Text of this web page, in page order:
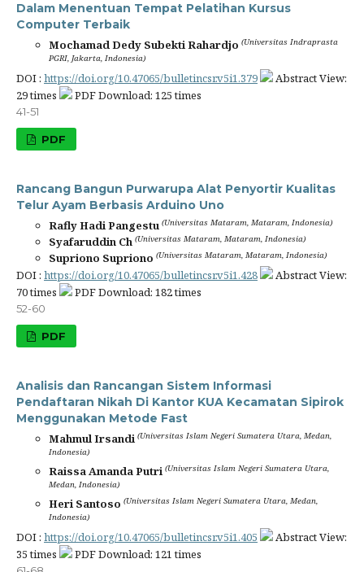
Dalam Menentuan Tempat Pelatihan Kursus
Computer Terbaik
Mochamad Dedy Subekti Rahardjo (Universitas Indraprasta
PGRI, Jakarta, Indonesia)
DOI : https://doi.org/10.47065/bulletincsr.v5i1.379
Abstract View:
29 times
PDF Download: 125 times
41-51
PDF
Rancang Bangun Purwarupa Alat Penyortir Kualitas
Telur Ayam Berbasis Arduino Uno
Rafly Hadi Pangestu (Universitas Mataram, Mataram, Indonesia)
Syafaruddin Ch (Universitas Mataram, Mataram, Indonesia)
Supriono Supriono (Universitas Mataram, Mataram, Indonesia)
DOI : https://doi.org/10.47065/bulletincsr.v5i1.428
Abstract View:
70 times
PDF Download: 182 times
52-60
PDF
Analisis dan Rancangan Sistem Informasi
Pendaftaran Nikah Di Kantor KUA Kecamatan Sipirok
Menggunakan Metode Fast
Mahmul Irsandi (Universitas Islam Negeri Sumatera Utara, Medan,
Indonesia)
Raissa Amanda Putri (Universitas Islam Negeri Sumatera Utara,
Medan, Indonesia)
Heri Santoso (Universitas Islam Negeri Sumatera Utara, Medan,
Indonesia)
DOI : https://doi.org/10.47065/bulletincsr.v5i1.405
Abstract View:
35 times
PDF Download: 121 times